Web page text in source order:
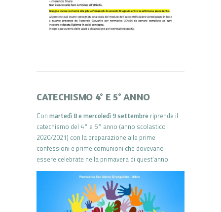
CATECHISMO 4° E 5° ANNO
Con martedì 8 e mercoledì 9 settembre riprende il
catechismo del 4° e 5° anno (anno scolastico
2020/2021) con la preparazione alle prime
confessioni e prime comunioni che dovevano
essere celebrate nella primavera di quest’anno.